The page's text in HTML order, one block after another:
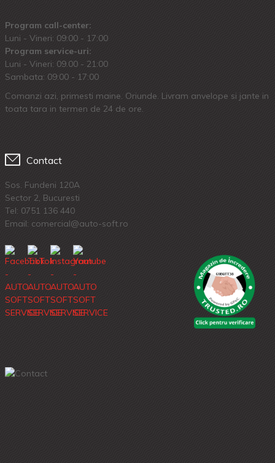
Program call-center:
Luni - Vineri: 09:00 - 17:00
Program service-uri:
Luni - Vineri: 09.00 - 21:00
Sambata: 09:00 - 17:00
Comanzi azi, primesti maine. Oriunde. Livram anvelope si jante in
toata tara in termen de 24 de ore.
Contact
Sos. Fundeni 120A
Sector 2, Bucuresti
Tel: 0751 136 440
Email: comercial@auto-soft.ro